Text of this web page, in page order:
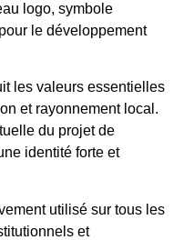
logo, symbole
le développement
les valeurs essentielles
et rayonnement local.
du projet de
identité forte et
utilisé sur tous les
et